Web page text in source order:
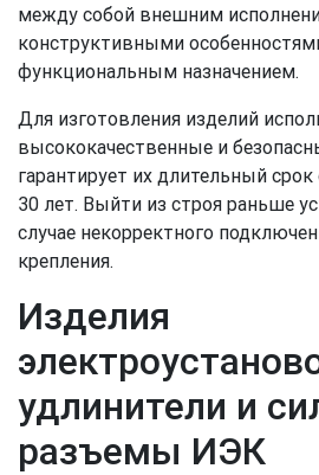
между собой внешним
конструктивными
функциональным назначением.
Для изготовления изделий
высококачественные и
гарантирует их длительный
30 лет. Выйти из строя раньше
случае некорректного
крепления.
Изделия
удлинители и
разъемы ИЭК